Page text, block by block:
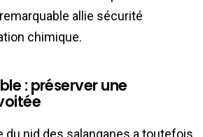
allie sécurité
chimique.
: préserver une
du nid des salanganes a toutefois